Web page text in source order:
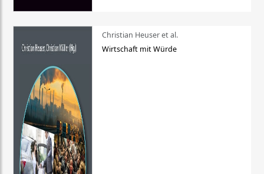
Christian Heuser et al.
Wirtschaft mit Würde